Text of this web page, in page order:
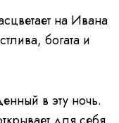
на Ивана
богата и
в эту ночь.